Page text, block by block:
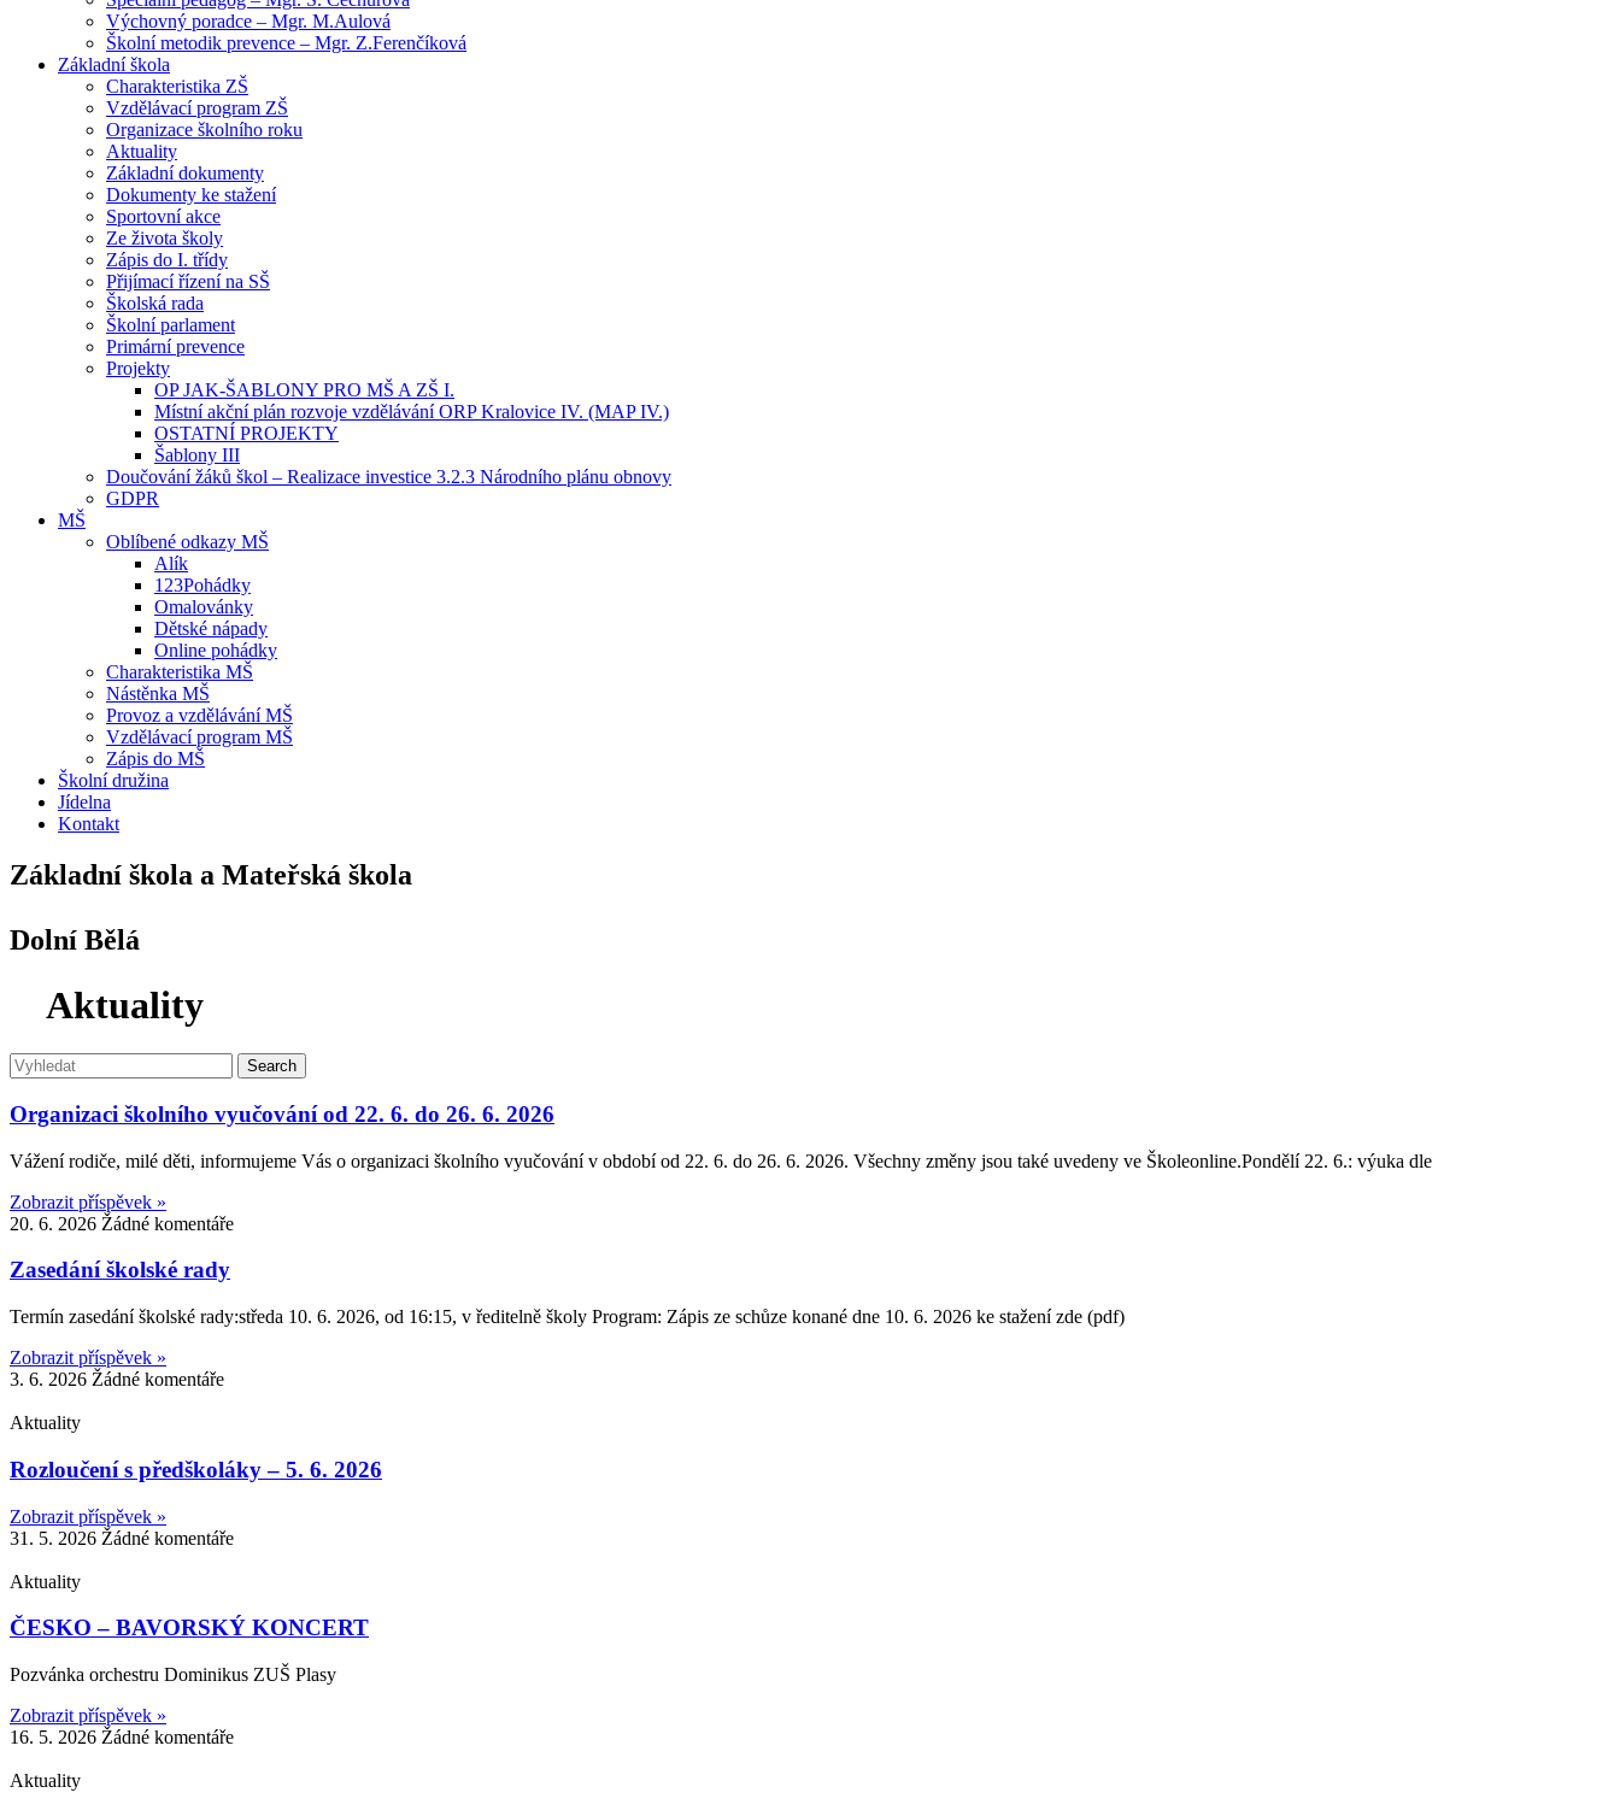
Výchovný poradce – Mgr. M.Aulová
Školní metodik prevence – Mgr. Z.Ferenčíková
Základní škola
Charakteristika ZŠ
Vzdělávací program ZŠ
Organizace školního roku
Aktuality
Základní dokumenty
Dokumenty ke stažení
Sportovní akce
Ze života školy
Zápis do I. třídy
Přijímací řízení na SŠ
Školská rada
Školní parlament
Primární prevence
Projekty
OP JAK-ŠABLONY PRO MŠ A ZŠ I.
Místní akční plán rozvoje vzdělávání ORP Kralovice IV. (MAP IV.)
OSTATNÍ PROJEKTY
Šablony III
Doučování žáků škol – Realizace investice 3.2.3 Národního plánu obnovy
GDPR
MŠ
Oblíbené odkazy MŠ
Alík
123Pohádky
Omalovánky
Dětské nápady
Online pohádky
Charakteristika MŠ
Nástěnka MŠ
Provoz a vzdělávání MŠ
Vzdělávací program MŠ
Zápis do MŠ
Školní družina
Jídelna
Kontakt
Základní škola a Mateřská škola
Dolní Bělá
Aktuality
Search
Organizaci školního vyučování od 22. 6. do 26. 6. 2026
Vážení rodiče, milé děti, informujeme Vás o organizaci školního vyučování v období od 22. 6. do 26. 6. 2026. Všechny změny jsou také uvedeny ve Školeonline.Pondělí 22. 6.: výuka dle
Zobrazit příspěvek »
20. 6. 2026 Žádné komentáře
Zasedání školské rady
Termín zasedání školské rady:středa 10. 6. 2026, od 16:15, v ředitelně školy Program: Zápis ze schůze konané dne 10. 6. 2026 ke stažení zde (pdf)
Zobrazit příspěvek »
3. 6. 2026 Žádné komentáře
Aktuality
Rozloučení s předškoláky – 5. 6. 2026
Zobrazit příspěvek »
31. 5. 2026 Žádné komentáře
Aktuality
ČESKO – BAVORSKÝ KONCERT
Pozvánka orchestru Dominikus ZUŠ Plasy
Zobrazit příspěvek »
16. 5. 2026 Žádné komentáře
Aktuality